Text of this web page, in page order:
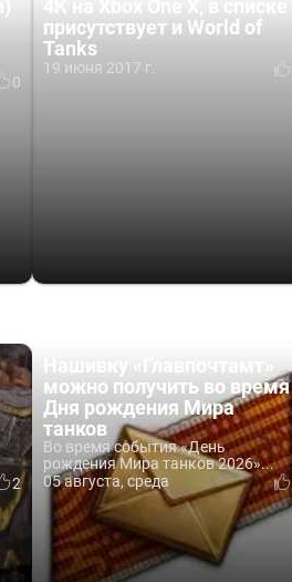
0
присутствует и World of
Tanks
19 июня 2017 г.
2
Нашивку «Главпочтамт»
можно получить во время
Дня рождения Мира
танков
Во время события «День
рождения Мира танков 2026»...
05 августа, среда